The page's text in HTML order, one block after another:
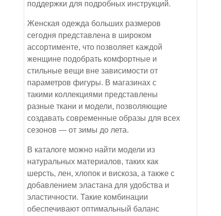
поддержки для подробных инструкций.
Женская одежда больших размеров
сегодня представлена в широком
ассортименте, что позволяет каждой
женщине подобрать комфортные и
стильные вещи вне зависимости от
параметров фигуры. В магазинах с
такими коллекциями представлены
разные ткани и модели, позволяющие
создавать современные образы для всех
сезонов — от зимы до лета.
В каталоге можно найти модели из
натуральных материалов, таких как
шерсть, лен, хлопок и вискоза, а также с
добавлением эластана для удобства и
эластичности. Такие комбинации
обеспечивают оптимальный баланс